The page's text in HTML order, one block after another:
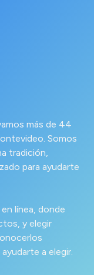
más de 44
Somos
tradición,
para ayudarte
línea, donde
y elegir
a elegir.